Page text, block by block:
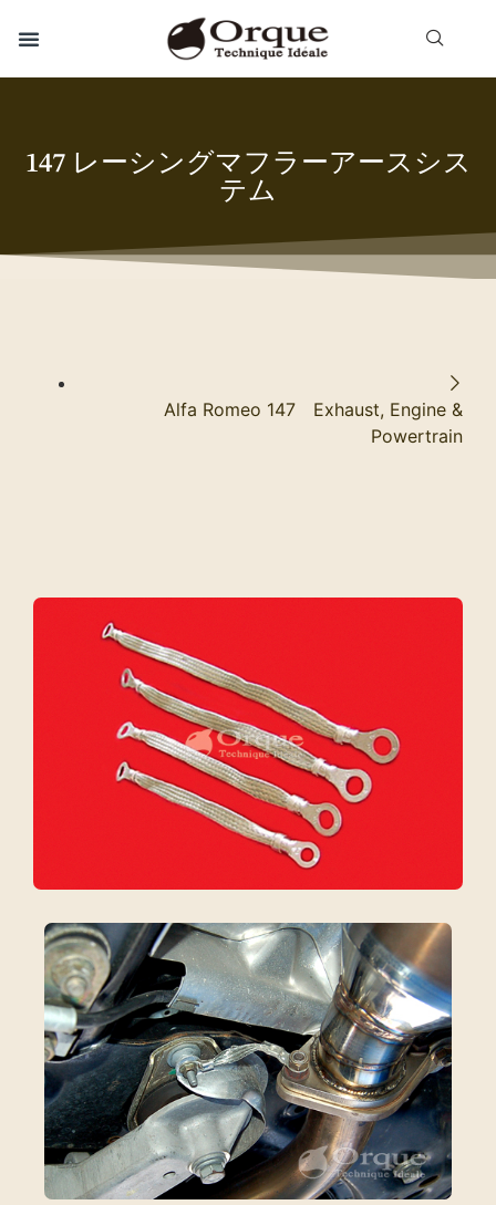
147 レーシングマフラーアースシス
テム
Alfa Romeo 147 Exhaust, Engine &
Powertrain